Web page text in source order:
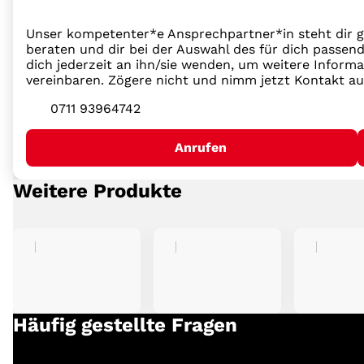
Unser kompetenter*e Ansprechpartner*in steht dir
beraten und dir bei der Auswahl des für dich
dich jederzeit an ihn/sie wenden, um weitere
vereinbaren. Zögere nicht und nimm jetzt Kontakt
0711 93964742
Anrufen
Weitere Produkte
Häufig gestellte Fragen